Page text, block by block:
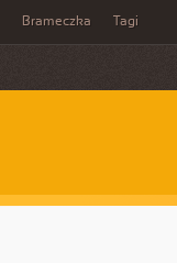
Brameczka Tagi